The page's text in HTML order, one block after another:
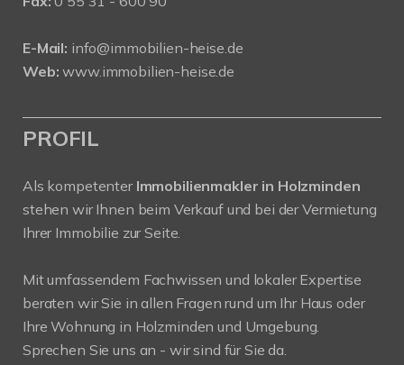
E-Mail: info@immobilien-heise.de
Web: www.immobilien-heise.de
PROFIL
Als kompetenter Immobilienmakler in Holzminden
stehen wir Ihnen beim Verkauf und bei der Vermietung
Ihrer Immobilie zur Seite.
Mit umfassendem Fachwissen und lokaler Expertise
beraten wir Sie in allen Fragen rund um Ihr Haus oder
Ihre Wohnung in Holzminden und Umgebung.
Sprechen Sie uns an - wir sind für Sie da.